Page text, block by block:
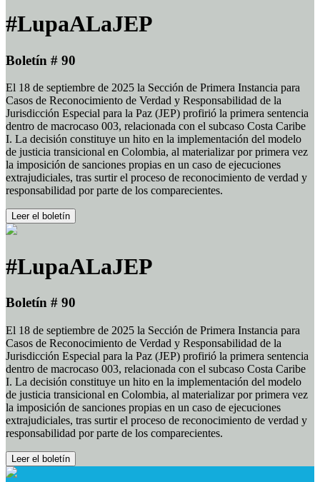
#LupaALaJEP
Boletín # 90
El 18 de septiembre de 2025 la Sección de Primera Instancia para
Casos de Reconocimiento de Verdad y Responsabilidad de la
Jurisdicción Especial para la Paz (JEP) profirió la primera sentencia
dentro de macrocaso 003, relacionada con el subcaso Costa Caribe
I. La decisión constituye un hito en la implementación del modelo
de justicia transicional en Colombia, al materializar por primera vez
la imposición de sanciones propias en un caso de ejecuciones
extrajudiciales, tras surtir el proceso de reconocimiento de verdad y
responsabilidad por parte de los comparecientes.
Leer el boletín
#LupaALaJEP
Boletín # 90
El 18 de septiembre de 2025 la Sección de Primera Instancia para
Casos de Reconocimiento de Verdad y Responsabilidad de la
Jurisdicción Especial para la Paz (JEP) profirió la primera sentencia
dentro de macrocaso 003, relacionada con el subcaso Costa Caribe
I. La decisión constituye un hito en la implementación del modelo
de justicia transicional en Colombia, al materializar por primera vez
la imposición de sanciones propias en un caso de ejecuciones
extrajudiciales, tras surtir el proceso de reconocimiento de verdad y
responsabilidad por parte de los comparecientes.
Leer el boletín